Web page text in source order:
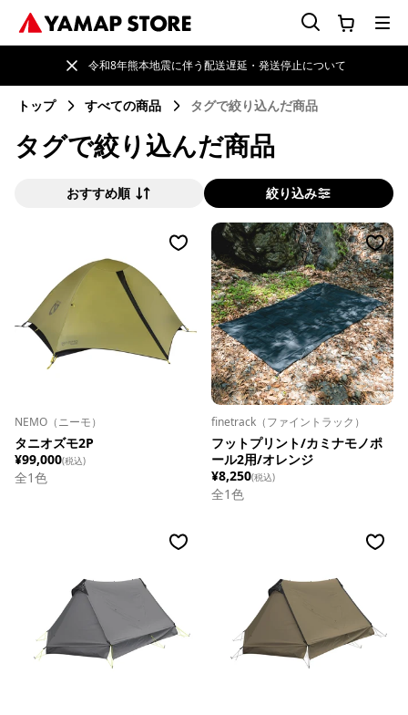
令和8年熊本地震に伴う配送遅延・発送停止について
トップ すべての商品 タグで絞り込んだ商品
タグで絞り込んだ商品
おすすめ順 絞り込み
NEMO（ニーモ）
タニオズモ2P
¥99,000(税込)
全1色
finetrack（ファイントラック）
フットプリント/カミナモノポ
ール2用/オレンジ
¥8,250(税込)
全1色